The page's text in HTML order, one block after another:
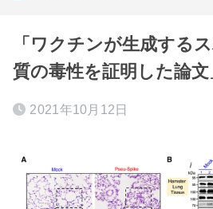
「ワクチンが生成する
質の毒性を証明した論
2021年10月12日